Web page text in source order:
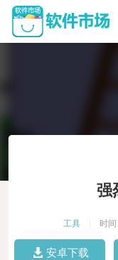
强
工具 时
安卓下载